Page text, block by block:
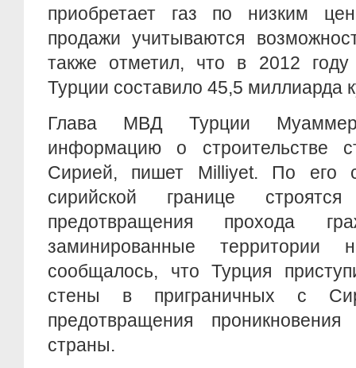
приобретает газ по низким
продажи учитываются
также отметил, что в 2012 году
Турции составило 45,5 миллиарда
Глава МВД Турции
информацию о строительстве
Сирией, пишет Milliyet. По его
сирийской границе
предотвращения прохода
заминированные территории
сообщалось, что Турция
стены в приграничных с
предотвращения
страны.